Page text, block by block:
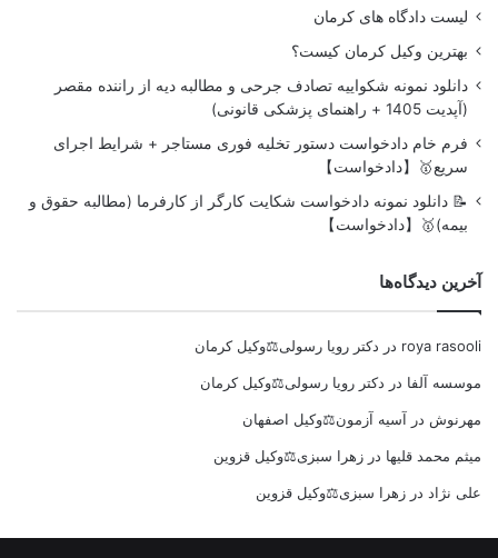
لیست دادگاه های کرمان
بهترین وکیل کرمان کیست؟
دانلود نمونه شکواییه تصادف جرحی و مطالبه دیه از راننده مقصر
(آپدیت 1405 + راهنمای پزشکی قانونی)
فرم خام دادخواست دستور تخلیه فوری مستاجر + شرایط اجرای
سریع🥇【دادخواست】
📝 دانلود نمونه دادخواست شکایت کارگر از کارفرما (مطالبه حقوق و
بیمه)🥇【دادخواست】
آخرین دیدگاه‌ها
roya rasooli در دکتر رویا رسولی⚖️وکیل کرمان
موسسه آلفا در دکتر رویا رسولی⚖️وکیل کرمان
مهرنوش در آسیه آزمون⚖️وکیل اصفهان
میثم محمد قلیها در زهرا سبزی⚖️وکیل قزوین
علی نژاد در زهرا سبزی⚖️وکیل قزوین